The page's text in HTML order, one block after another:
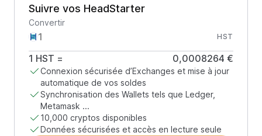
Suivre vos HeadStarter
Convertir
HST
1 HST = 0,0008264 €
Connexion sécurisée d’Exchanges et mise à jour
automatique de vos soldes
Synchronisation des Wallets tels que Ledger,
Metamask ...
10,000 cryptos disponibles
Données sécurisées et accès en lecture seule